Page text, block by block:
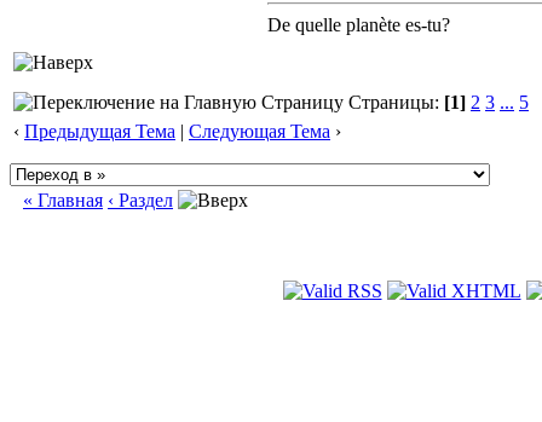
De quelle planète es-tu?
Страницы: [1] 2 3 ... 5
‹ Предыдущая Тема | Следующая Тема ›
« Главная ‹ Раздел